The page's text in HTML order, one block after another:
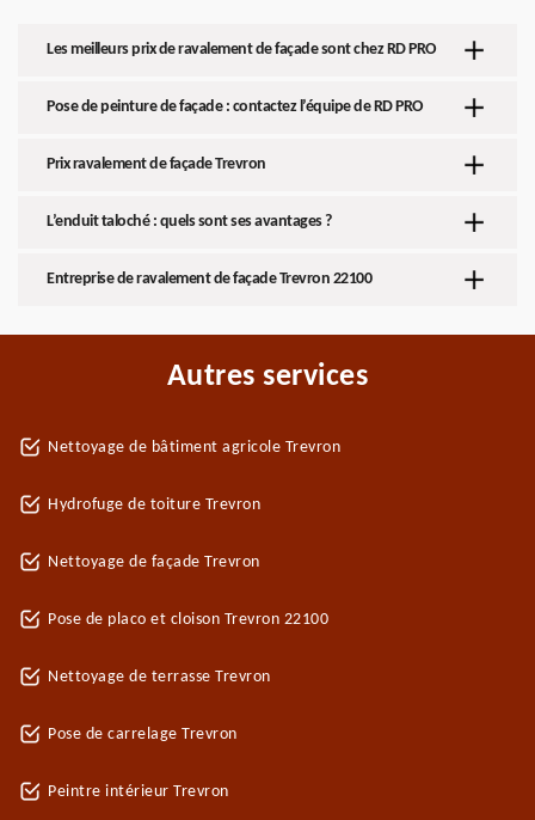
Les meilleurs prix de ravalement de façade sont chez RD PRO
Pose de peinture de façade : contactez l’équipe de RD PRO
Prix ravalement de façade Trevron
L’enduit taloché : quels sont ses avantages ?
Entreprise de ravalement de façade Trevron 22100
Autres services
Nettoyage de bâtiment agricole Trevron
Hydrofuge de toiture Trevron
Nettoyage de façade Trevron
Pose de placo et cloison Trevron 22100
Nettoyage de terrasse Trevron
Pose de carrelage Trevron
Peintre intérieur Trevron